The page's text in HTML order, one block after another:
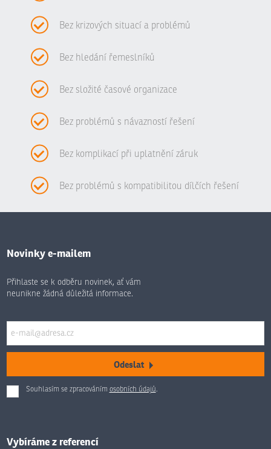
Bez krizových situací a problémů
Bez hledání řemeslníků
Bez složité časové organizace
Bez problémů s návazností řešení
Bez komplikací při uplatnění záruk
Bez problémů s kompatibilitou dílčích řešení
Novinky e-mailem
Přihlaste se k odběru novinek, ať vám
neunikne žádná důležitá informace.
Odeslat
Souhlasím se zpracováním osobních údajů.
Formulář
odeslat.
Vybíráme z referencí